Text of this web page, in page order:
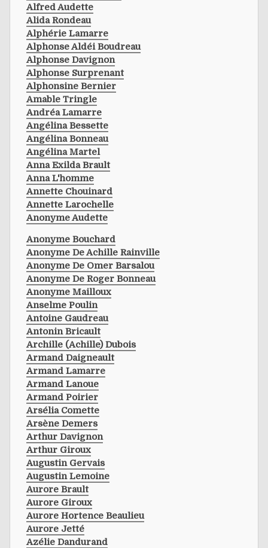
Alfred Audette
Alida Rondeau
Alphérie Lamarre
Alphonse Aldéi Boudreau
Alphonse Davignon
Alphonse Surprenant
Alphonsine Bernier
Amable Tringle
Andréa Lamarre
Angélina Bessette
Angélina Bonneau
Angélina Martel
Anna Exilda Brault
Anna L'homme
Annette Chouinard
Annette Larochelle
Anonyme Audette
Anonyme Bouchard
Anonyme De Achille Rainville
Anonyme De Omer Barsalou
Anonyme De Roger Bonneau
Anonyme Mailloux
Anselme Poulin
Antoine Gaudreau
Antonin Bricault
Archille (achille) Dubois
Armand Daigneault
Armand Lamarre
Armand Lanoue
Armand Poirier
Arsélia Comette
Arsène Demers
Arthur Davignon
Arthur Giroux
Augustin Gervais
Augustin Lemoine
Aurore Brault
Aurore Giroux
Aurore Hortence Beaulieu
Aurore Jetté
Azélie Dandurand